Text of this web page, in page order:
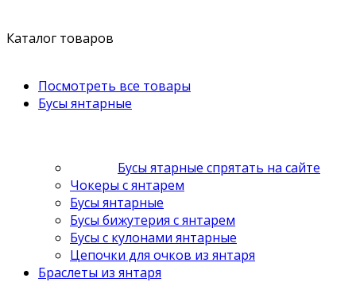
Каталог товаров
Посмотреть все товары
Бусы янтарные
Бусы ятарные спрятать на сайте
Чокеры с янтарем
Бусы янтарные
Бусы бижутерия с янтарем
Бусы с кулонами янтарные
Цепочки для очков из янтаря
Браслеты из янтаря